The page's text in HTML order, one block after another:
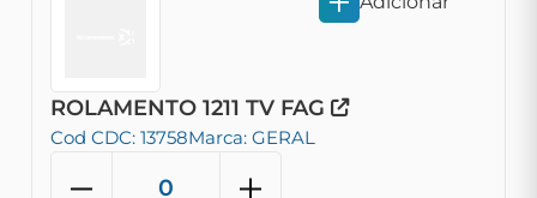
ROLAMENTO 1211 TV FAG
Cod CDC: 13758Marca: GERAL